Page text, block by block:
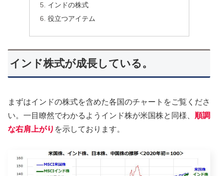
インドの株式
役立つアイテム
インド株式が成長している。
まずはインドの株式を含めた各国のチャートをご覧くださ
い。一目瞭然でわかるようインド株が米国株と同様、 順調
な右肩上がり を示しております。